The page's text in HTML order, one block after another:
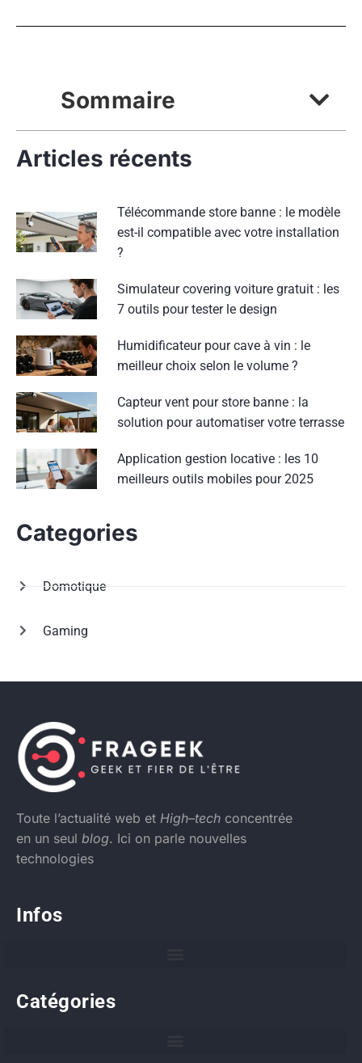
Sommaire
Articles récents
Télécommande store banne : le modèle
est-il compatible avec votre installation
?
Simulateur covering voiture gratuit : les
7 outils pour tester le design
Humidificateur pour cave à vin : le
meilleur choix selon le volume ?
Capteur vent pour store banne : la
solution pour automatiser votre terrasse
Application gestion locative : les 10
meilleurs outils mobiles pour 2025
Categories
Domotique
Gaming
Toute l’actualité web et High–tech concentrée
en un seul blog. Ici on parle nouvelles
technologies
Infos
Catégories